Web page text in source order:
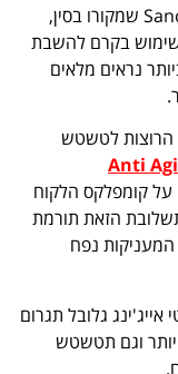
לצמח החיים, בתמצית שיח ה-Sandhorn Seed שמקורו בסין,
בקרם להשבת
נראים מלאים
הרוצות לטשטש
Anti
קומפלקס הלקוח
הזאת תורמת
המעניקות נפח
גלובל תגרום
יותר וגם תטשטש